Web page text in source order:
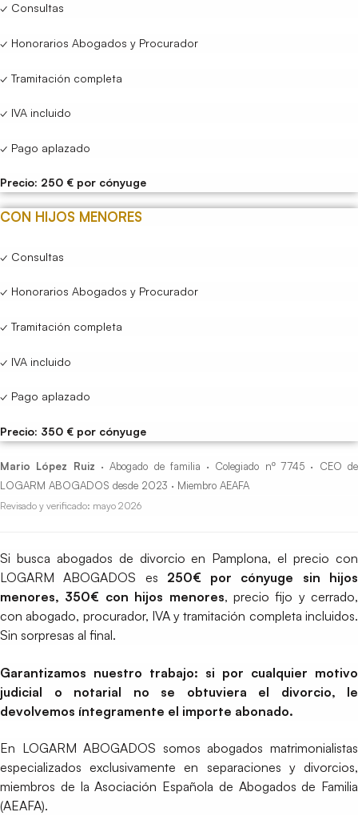
✓ Consultas
✓ Honorarios Abogados y Procurador
✓ Tramitación completa
✓ IVA incluido
✓ Pago aplazado
Precio: 250 € por cónyuge
CON HIJOS MENORES
✓ Consultas
✓ Honorarios Abogados y Procurador
✓ Tramitación completa
✓ IVA incluido
✓ Pago aplazado
Precio: 350 € por cónyuge
Mario López Ruiz · Abogado de familia · Colegiado nº 7745 · CEO de
LOGARM ABOGADOS desde 2023 · Miembro AEAFA
Revisado y verificado: mayo 2026
Si busca abogados de divorcio en Pamplona, el precio con
LOGARM ABOGADOS es 250€ por cónyuge sin hijos
menores, 350€ con hijos menores, precio fijo y cerrado,
con abogado, procurador, IVA y tramitación completa incluidos.
Sin sorpresas al final.
Garantizamos nuestro trabajo: si por cualquier motivo
judicial o notarial no se obtuviera el divorcio, le
devolvemos íntegramente el importe abonado.
En LOGARM ABOGADOS somos abogados matrimonialistas
especializados exclusivamente en separaciones y divorcios,
miembros de la Asociación Española de Abogados de Familia
(AEAFA).